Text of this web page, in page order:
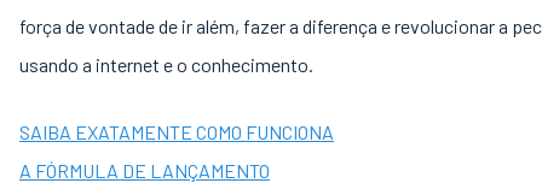
força de vontade de ir além, fazer a diferença e revolucionar a
usando a internet e o conhecimento.
SAIBA EXATAMENTE COMO FUNCIONA
A FÓRMULA DE LANÇAMENTO